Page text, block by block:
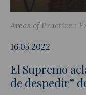
Areas of Practice :
16.05.2022
El Supremo
de despedir”